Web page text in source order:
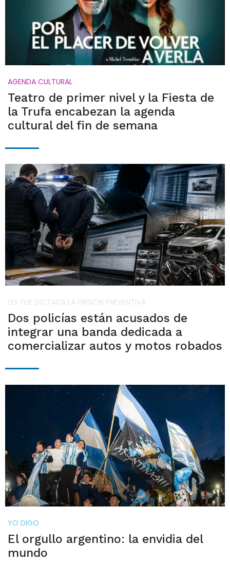
AGENDA CULTURAL
Teatro de primer nivel y la Fiesta de
la Trufa encabezan la agenda
cultural del fin de semana
LES FUE DICTADA LA PRISIÓN PREVENTIVA
Dos policías están acusados de
integrar una banda dedicada a
comercializar autos y motos robados
YO DIGO
El orgullo argentino: la envidia del
mundo